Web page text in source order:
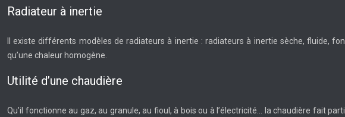
Radiateur à inertie
Il existe différents modèles de radiateurs à inertie : radiateurs à inertie sèche, fluide,
qu’une chaleur homogène.
Utilité d’une chaudière
Qu’il fonctionne au gaz, au granule, au fioul, à bois ou à l’électricité… la chaudière fait